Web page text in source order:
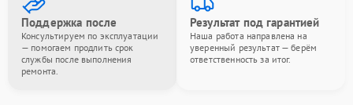
Поддержка после
Консультируем по эксплуатации
— помогаем продлить срок
службы после выполнения
ремонта.
Результат под гарантией
Наша работа направлена на
уверенный результат — берём
ответственность за итог.